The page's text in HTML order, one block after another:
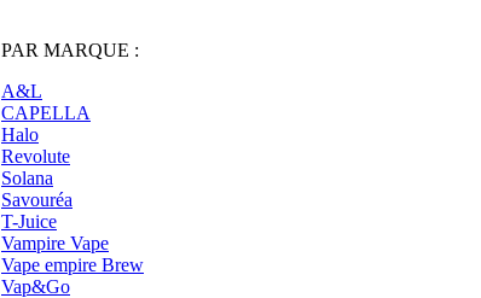
PAR MARQUE :
A&L
CAPELLA
Halo
Revolute
Solana
Savouréa
T-Juice
Vampire Vape
Vape empire Brew
Vap&Go